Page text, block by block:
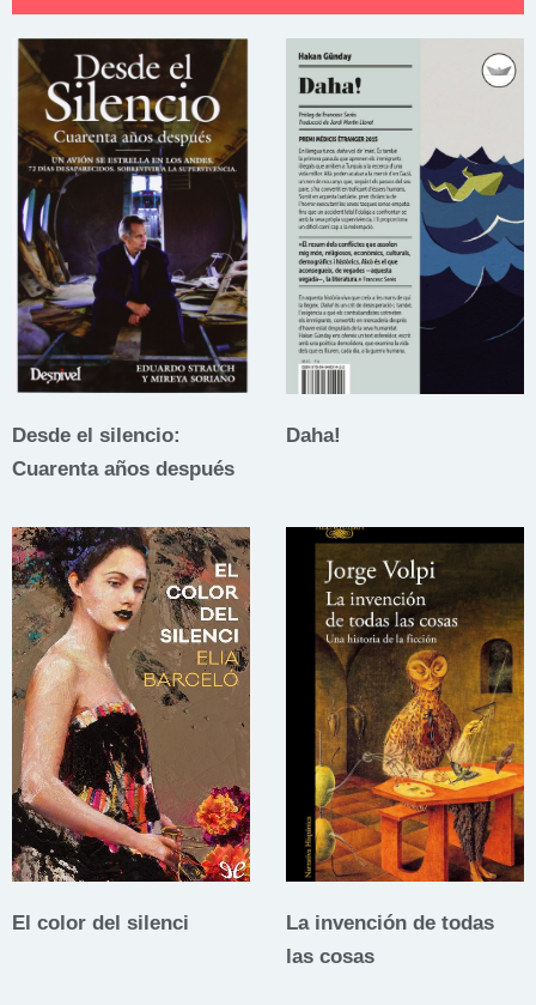
Desde el silencio:
Cuarenta años después
Daha!
El color del silenci
La invención de todas
las cosas